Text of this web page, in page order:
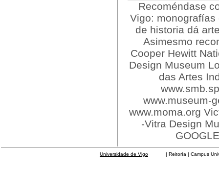
Recoméndase
Vigo:
de historia dá
Asimesmo
Cooper Hewitt
Design Museum
das Artes
www.museum-
www.moma.org
-Vitra Design
Universidade de Vigo | Reitoría | Campus